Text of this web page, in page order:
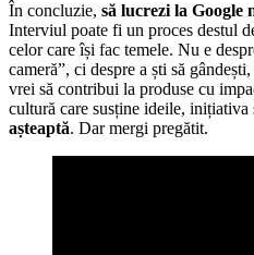
În concluzie, să lucrezi la Google
Interviul poate fi un proces destul
celor care își fac temele. Nu e
cameră”, ci despre a ști să
vrei să contribui la produse cu
cultură care susține ideile, inițiativa
așteaptă. Dar mergi pregătit.